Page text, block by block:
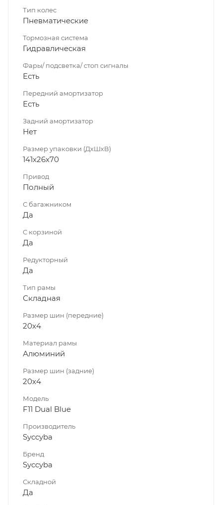
Тип колес
Пневматические
Тормозная система
Гидравлическая
Фары/ подсветка/ стоп сигналы
Есть
Передний амортизатор
Есть
Задний амортизатор
Нет
Размер упаковки (ДхШхВ)
141х26х70
Привод
Полный
С багажником
Да
C корзиной
Да
Редукторный
Да
Тип рамы
Складная
Размер шин (передние)
20x4
Материал рамы
Алюминий
Размер шин (задние)
20x4
Модель
F11 Dual Blue
Производитель
Syccyba
Бренд
Syccyba
Складной
Да